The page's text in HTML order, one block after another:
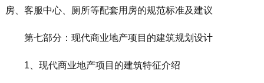
房、客服中心、厕所等配套用房的规范标准及建议
第七部分：现代商业地产项目的建筑规划设计
1、现代商业地产项目的建筑特征介绍